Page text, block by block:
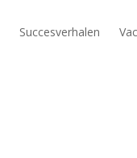
Succesverhalen